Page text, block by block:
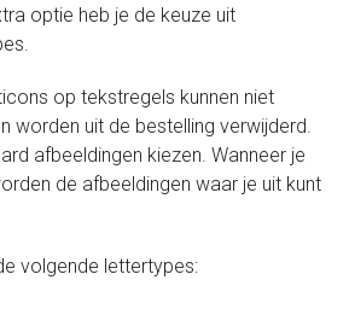
optie heb je de keuze uit
op tekstregels kunnen niet
worden uit de bestelling verwijderd.
afbeeldingen kiezen. Wanneer je
de afbeeldingen waar je uit kunt
volgende lettertypes: